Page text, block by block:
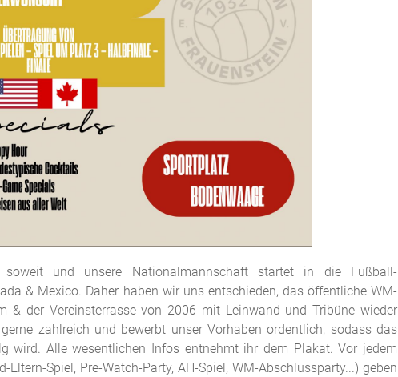
und unsere Nationalmannschaft startet in die Fußball-
& Mexico. Daher haben wir uns entschieden, das öffentliche WM-
& der Vereinsterrasse von 2006 mit Leinwand und Tribüne wieder
zahlreich und bewerbt unser Vorhaben ordentlich, sodass das
wird. Alle wesentlichen Infos entnehmt ihr dem Plakat. Vor jedem
Spiel, Pre-Watch-Party, AH-Spiel, WM-Abschlussparty...) geben